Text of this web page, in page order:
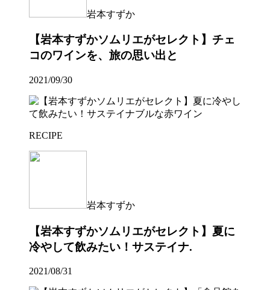
岩本すずか
【岩本すずかソムリエがセレクト】チェ
コのワインを、旅の思い出と
2021/09/30
RECIPE
岩本すずか
【岩本すずかソムリエがセレクト】夏に
冷やして飲みたい！サステイナ.
2021/08/31